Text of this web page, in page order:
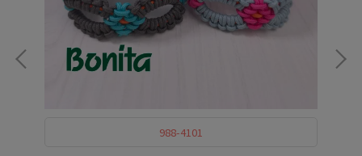
988-4101